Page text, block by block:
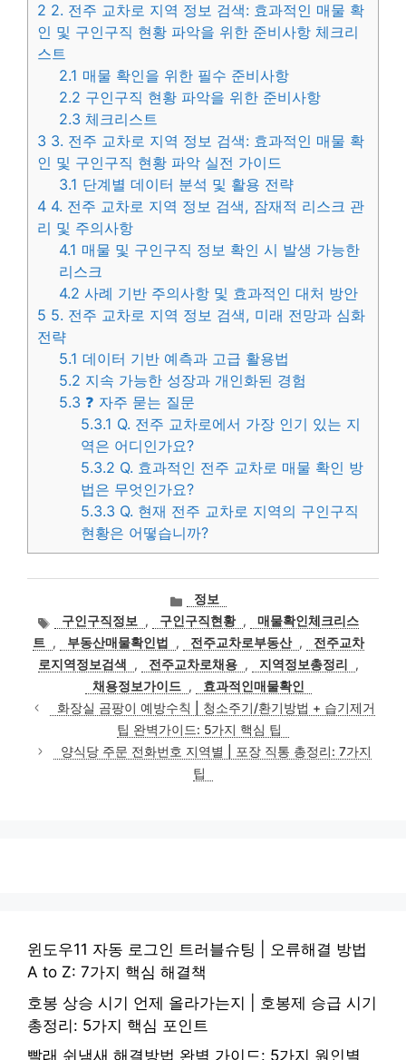
2 2. 전주 교차로 지역 정보 검색: 효과적인 매물 확
인 및 구인구직 현황 파악을 위한 준비사항 체크리
스트
2.1 매물 확인을 위한 필수 준비사항
2.2 구인구직 현황 파악을 위한 준비사항
2.3 체크리스트
3 3. 전주 교차로 지역 정보 검색: 효과적인 매물 확
인 및 구인구직 현황 파악 실전 가이드
3.1 단계별 데이터 분석 및 활용 전략
4 4. 전주 교차로 지역 정보 검색, 잠재적 리스크 관
리 및 주의사항
4.1 매물 및 구인구직 정보 확인 시 발생 가능한
리스크
4.2 사례 기반 주의사항 및 효과적인 대처 방안
5 5. 전주 교차로 지역 정보 검색, 미래 전망과 심화
전략
5.1 데이터 기반 예측과 고급 활용법
5.2 지속 가능한 성장과 개인화된 경험
5.3 ❓ 자주 묻는 질문
5.3.1 Q. 전주 교차로에서 가장 인기 있는 지
역은 어디인가요?
5.3.2 Q. 효과적인 전주 교차로 매물 확인 방
법은 무엇인가요?
5.3.3 Q. 현재 전주 교차로 지역의 구인구직
현황은 어떻습니까?
카
테
고
리
정보
태구인구직정보 , 구인구직현황 ,
매물확인체크리스
트 , 부동산매물확인법 , 전주교차로부동산 ,
전주교차
로지역정보검색
, 전주교차로채용 , 지역정보총정리
,
채용정보가이드 ,
효과적인매물확인
화장실 곰팡이 예방수칙 | 청소주기/환기방법 + 습기제거
팁 완벽가이드: 5가지 핵심 팁
양식당 주문 전화번호 지역별 | 포장 직통 총정리: 7가지
팁
윈도우11 자동 로그인 트러블슈팅 | 오류해결 방법
A to Z: 7가지 핵심 해결책
호봉 상승 시기 언제 올라가는지 | 호봉제 승급 시기
총정리: 5가지 핵심 포인트
빨래 쉰냄새 해결방법 완벽 가이드: 5가지 원인별